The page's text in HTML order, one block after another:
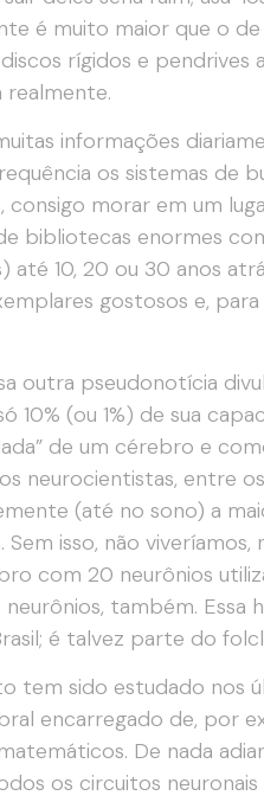
é muito maior que o de
rígidos e pendrives
realmente.
informações
os sistemas de
consigo morar em um
bibliotecas enormes
10, 20 ou 30 anos
gostosos e,
outra pseudonotícia
(ou 1%) de sua
de um cérebro e
neurocientistas, entre
(até no sono) a
isso, não
com 20 neurônios
também. Essa
é talvez parte do
tem sido estudado nos
encarregado de, por
De nada
os circuitos neuronais